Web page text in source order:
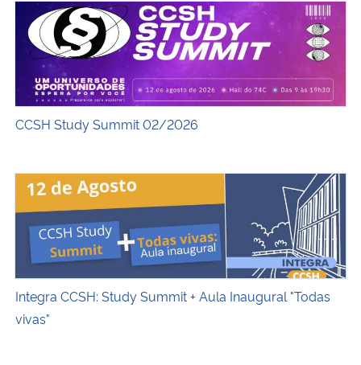
CCSH Study Summit 02/2026
CCSH Study Summit 02/2026
Integra CCSH: Study Summit + Aula Inaugural "Todas
Integra CCSH: Study Summit + Aula Inaugural "Todas
vivas"